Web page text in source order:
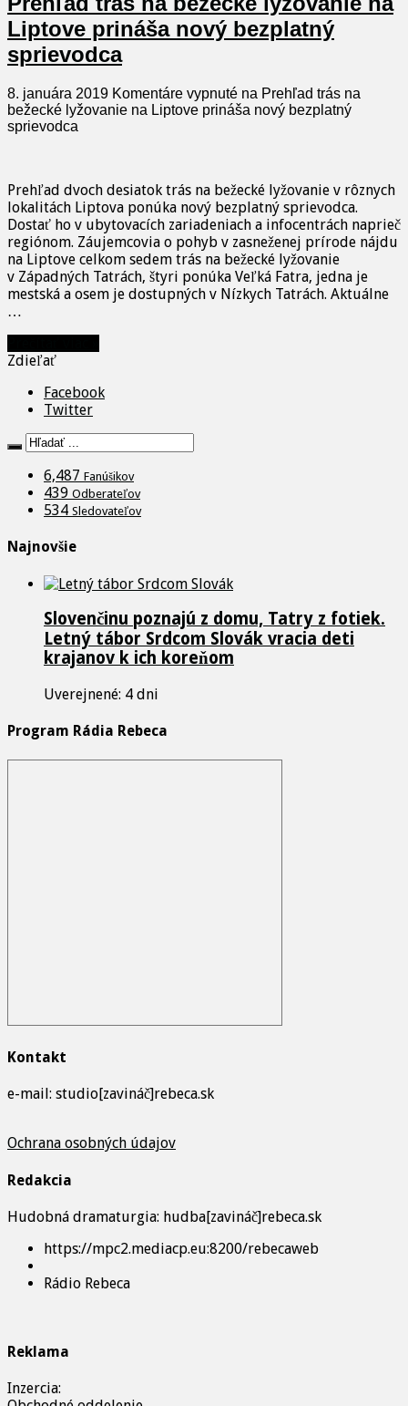
Liptove prináša nový bezplatný
sprievodca
8. januára 2019 Komentáre vypnuté na Prehľad trás na
bežecké lyžovanie na Liptove prináša nový bezplatný
sprievodca
Prehľad dvoch desiatok trás na bežecké lyžovanie v rôznych
lokalitách Liptova ponúka nový bezplatný sprievodca.
Dostať ho v ubytovacích zariadeniach a infocentrách naprieč
regiónom. Záujemcovia o pohyb v zasneženej prírode nájdu
na Liptove celkom sedem trás na bežecké lyžovanie
v Západných Tatrách, štyri ponúka Veľká Fatra, jedna je
mestská a osem je dostupných v Nízkych Tatrách. Aktuálne
…
Zdieľať
Facebook
Twitter
6,487 Fanúšikov
439 Odberateľov
534 Sledovateľov
Najnovšie
Slovenčinu poznajú z domu, Tatry z fotiek.
Letný tábor Srdcom Slovák vracia deti
krajanov k ich koreňom
Uverejnené: 4 dni
Program Rádia Rebeca
Kontakt
e-mail: studio[zavináč]rebeca.sk
Ochrana osobných údajov
Redakcia
Hudobná dramaturgia: hudba[zavináč]rebeca.sk
https://mpc2.mediacp.eu:8200/rebecaweb
Rádio Rebeca
Reklama
Inzercia: